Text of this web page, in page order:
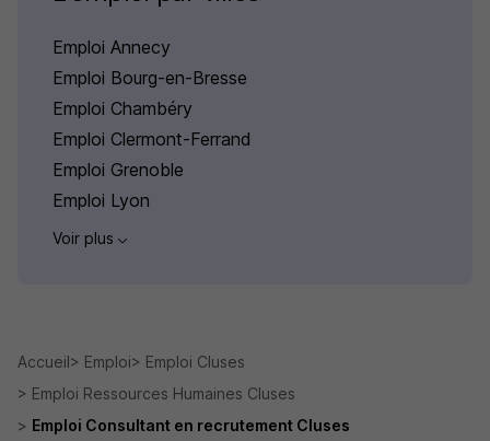
Emploi Annecy
Emploi Bourg-en-Bresse
Emploi Chambéry
Emploi Clermont-Ferrand
Emploi Grenoble
Emploi Lyon
Voir plus
Accueil Emploi
Emploi Cluses
Emploi Ressources Humaines Cluses
Emploi Consultant en recrutement Cluses